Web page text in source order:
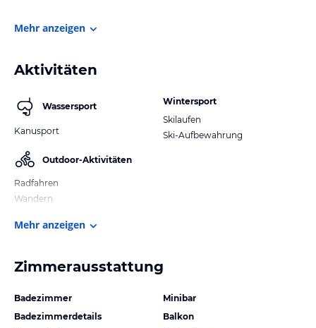
Mehr anzeigen
Aktivitäten
Wassersport
Kanusport
Outdoor-Aktivitäten
Radfahren
Wandern
Wintersport
Skilaufen
Ski-Aufbewahrung
Mehr anzeigen
Zimmerausstattung
Badezimmer
Badezimmerdetails
Minibar
Balkon